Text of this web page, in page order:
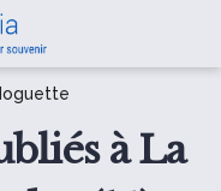
à La